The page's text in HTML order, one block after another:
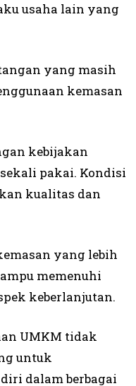
usaha lain yang
yang masih
kemasan
kebijakan
pakai. Kondisi
kualitas dan
yang lebih
memenuhi
keberlanjutan.
UMKM tidak
untuk
dalam berbagai